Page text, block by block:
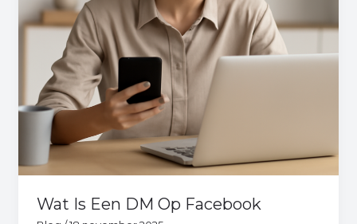
Wat Is Een DM Op Facebook